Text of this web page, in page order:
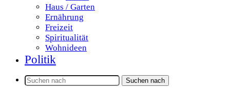
Haus / Garten
Ernährung
Freizeit
Spiritualität
Wohnideen
Politik
Suchen nach